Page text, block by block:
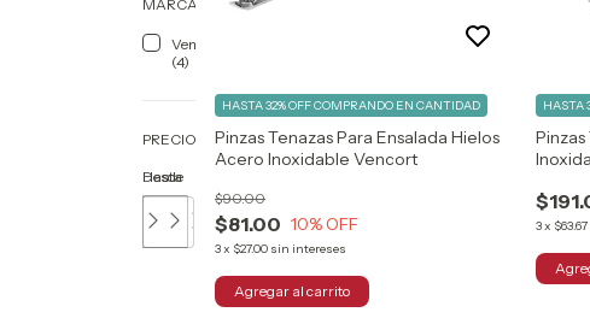
MARCA
Vencort
(4)
PRECIO
Desde
Hasta
Pinzas Tenazas Para Ensalada Hielos
Acero Inoxidable Vencort
$81.00
$90.00
10% OFF
3x $27.00 sin intereses
HASTA 32% OFFCOMPRANDO EN CANTIDAD
3x $63.67
HASTA